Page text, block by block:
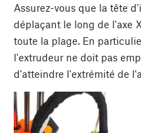
Assurez-vous que la tête
déplaçant le long de l'axe
toute la plage. En
l'extrudeur ne doit pas
d'atteindre l'extrémité de